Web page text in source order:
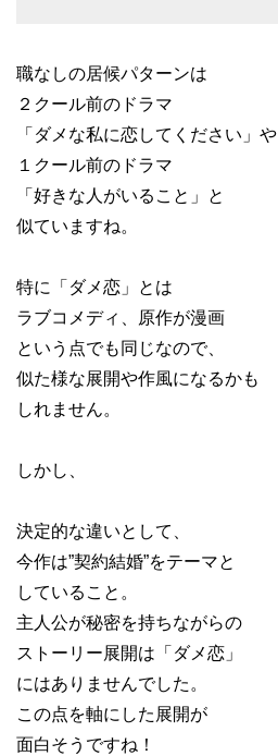
職なしの居候パターンは
２クール前のドラマ
「ダメな私に恋してください」や
１クール前のドラマ
「好きな人がいること」と
似ていますね。
特に「ダメ恋」とは
ラブコメディ、原作が漫画
という点でも同じなので、
似た様な展開や作風になるかも
しれません。
しかし、
決定的な違いとして、
今作は”契約結婚”をテーマと
していること。
主人公が秘密を持ちながらの
ストーリー展開は「ダメ恋」
にはありませんでした。
この点を軸にした展開が
面白そうですね！